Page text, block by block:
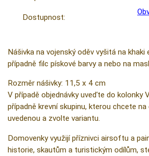
Dostupnost:
Nášivka na vojenský oděv vyšitá na khaki
případně filc pískové barvy a nebo na
Rozměr nášivky: 11,5 x 4 cm
V případě objednávky uveďte do kolonky
případně krevní skupinu, kterou chcete
uvedenou a zvolte variantu.
Domovenky využijí příznivci airsoftu a
historie, skautům a turistickým odílům,